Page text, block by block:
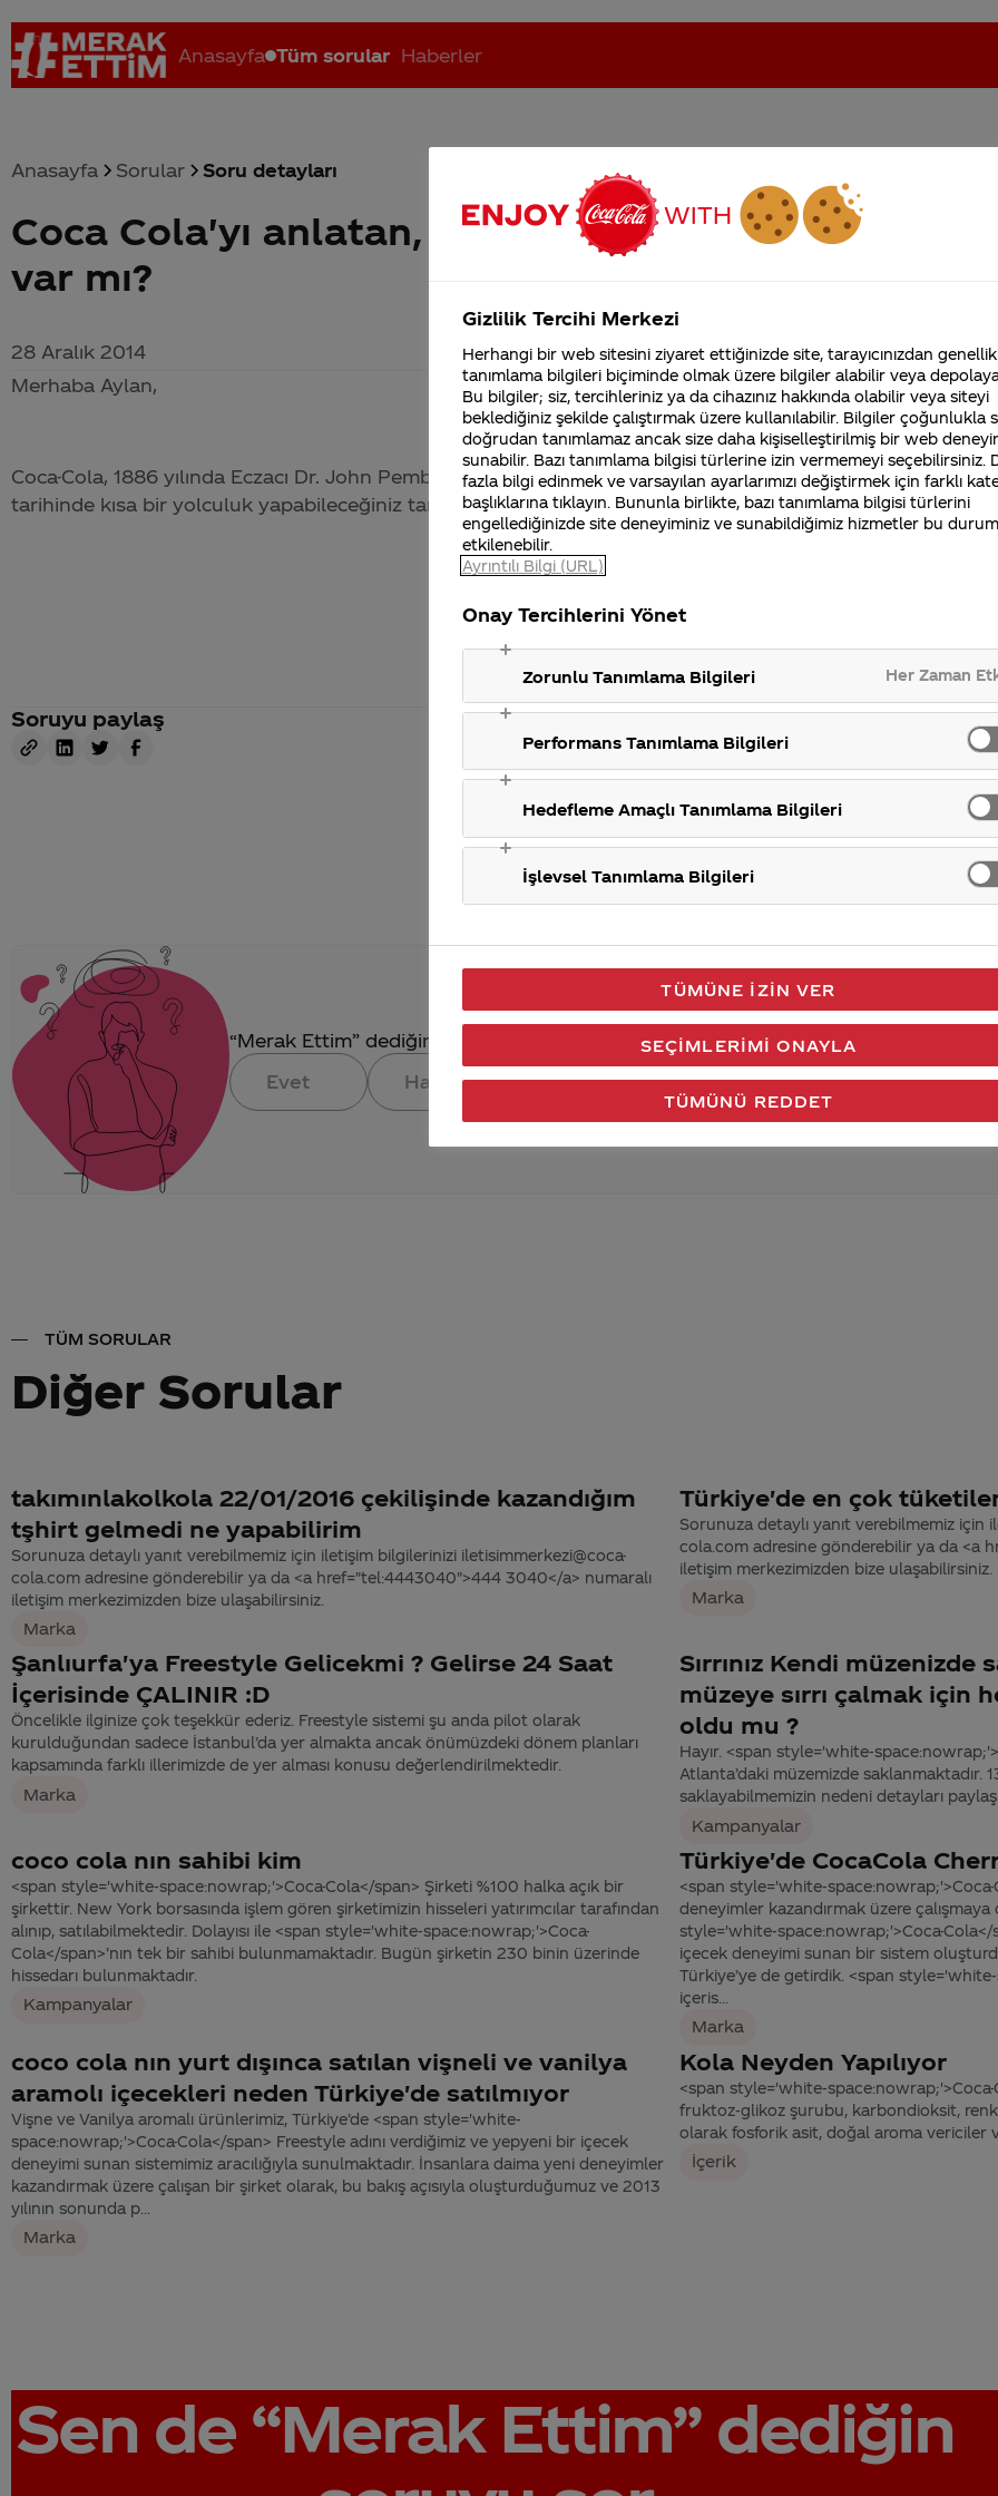
Anasayfa Tüm sorular Haberler
Coca-Cola nerenin malı? Coca cola İsrail malı mı Yani ... Coca-Cola'nın Filistin'de fabr... Coca-Cola’yı kim buldu?
Anasayfa Sorular Soru detayları
Coca Cola'yı anlatan, açıklayan hikaye veya
var mı?
28 Aralık 2014
Merhaba Aylan,
Coca-Cola, 1886 yılında Eczacı Dr. John Pemberton tarafından üretildi. 128 yıllık bir şirket olanCoca-Cola
tarihinde kısa bir yolculuk yapabileceğiniz tarihçe videomuzu izleyebilirsiniz.
Soruyu paylaş
“Merak Ettim” dediğin konuya verdiğimiz cevap aklındaki soru işaretlerini giderdi
Evet
Hayır Gönder
TÜM SORULAR
Diğer Sorular
takımınlakolkola 22/01/2016 çekilişinde kazandığım
tşhirt gelmedi ne yapabilirim
Sorunuza detaylı yanıt verebilmemiz için iletişim bilgilerinizi iletisimmerkezi@coca-
cola.com adresine gönderebilir ya da <a href="tel:4443040">444 3040</a> numaralı
iletişim merkezimizden bize ulaşabilirsiniz.
Marka
Türkiye'de en çok
Sorunuza detaylı yanıt verebilmemiz için
cola.com adresine gönderebilir ya da <a
iletişim merkezimizden bize ulaşabilirsiniz.
Marka
Şanlıurfa'ya Freestyle Gelicekmi ? Gelirse 24 Saat
İçerisinde ÇALINIR :D
Öncelikle ilginize çok teşekkür ederiz. Freestyle sistemi şu anda pilot olarak
kurulduğundan sadece İstanbul’da yer almakta ancak önümüzdeki dönem planları
kapsamında farklı illerimizde de yer alması konusu değerlendirilmektedir.
Marka
Sırrınız Kendi
müzeye sırrı çalmak için
oldu mu ?
Hayır. <span style='white-
Atlanta’daki müzemizde saklanmaktadır.
saklayabilmemizin nedeni detayları
Kampanyalar
coco cola nın sahibi kim
<span style='white-space:nowrap;'>Coca-Cola</span> Şirketi %100 halka açık bir
şirkettir. New York borsasında işlem gören şirketimizin hisseleri yatırımcılar tarafından
alınıp, satılabilmektedir. Dolayısı ile <span style='white-space:nowrap;'>Coca-
Cola</span>’nın tek bir sahibi bulunmamaktadır. Bugün şirketin 230 binin üzerinde
hissedarı bulunmaktadır.
Kampanyalar
Türkiye'de CocaCola
<span style='white-
deneyimler kazandırmak üzere çalışmaya
style='white-space:nowrap;'>Coca-Cola</
içecek deneyimi sunan bir sistem
Türkiye’ye de getirdik. <span
içeris...
Marka
coco cola nın yurt dışınca satılan vişneli ve vanilya
aramolı içecekleri neden Türkiye'de satılmıyor
Vişne ve Vanilya aromalı ürünlerimiz, Türkiye’de <span style='white-
space:nowrap;'>Coca-Cola</span> Freestyle adını verdiğimiz ve yepyeni bir içecek
deneyimi sunan sistemimiz aracılığıyla sunulmaktadır. İnsanlara daima yeni deneyimler
kazandırmak üzere çalışan bir şirket olarak, bu bakış açısıyla oluşturduğumuz ve 2013
yılının sonunda p...
Marka
Kola Neyden Yapılıyor
<span style='white-space:nowrap;'>Coca-
fruktoz-glikoz şurubu, karbondioksit,
olarak fosforik asit, doğal aroma vericiler
İçerik
Sen de “Merak Ettim”dediğin
Coca-Cola Şirketi
merak ettikleriniz.
Fabrikalarımız,
sertifikalarımız, faaliyet
gösterdiğimiz ülkeler,
tarihçemiz ve daha
Gizlilik Tercihi Merkezi
Herhangi bir web sitesini ziyaret ettiğinizde site, tarayıcınızdan
tanımlama bilgileri biçiminde olmak üzere bilgiler alabilir veya
Bu bilgiler; siz, tercihleriniz ya da cihazınız hakkında olabilir veya siteyi
beklediğiniz şekilde çalıştırmak üzere kullanılabilir. Bilgiler çoğunlukla
doğrudan tanımlamaz ancak size daha kişiselleştirilmiş bir web
sunabilir. Bazı tanımlama bilgisi türlerine izin vermemeyi seçebilirsiniz.
fazla bilgi edinmek ve varsayılan ayarlarımızı değiştirmek için farklı
başlıklarına tıklayın. Bununla birlikte, bazı tanımlama bilgisi türlerini
engellediğinizde site deneyiminiz ve sunabildiğimiz hizmetler bu
etkilenebilir.
Ayrıntılı Bilgi (URL)
Onay Tercihlerini Yönet
Zorunlu Tanımlama Bilgileri Her Zaman
Performans Tanımlama Bilgileri
Hedefleme Amaçlı Tanımlama Bilgileri
İşlevsel Tanımlama Bilgileri
TÜMÜNE İZIN VER
TÜMÜNÜ REDDET
SEÇIMLERIMI ONAYLA